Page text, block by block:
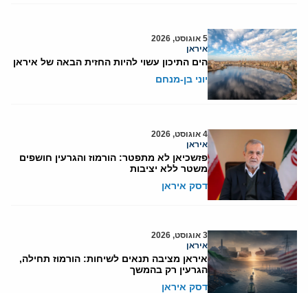
5 אוגוסט, 2026
איראן
הים התיכון עשוי להיות החזית הבאה של איראן
יוני בן-מנחם
4 אוגוסט, 2026
איראן
פזשכיאן לא מתפטר: הורמוז והגרעין חושפים
משטר ללא יציבות
דסק איראן
3 אוגוסט, 2026
איראן
איראן מציבה תנאים לשיחות: הורמוז תחילה,
הגרעין רק בהמשך
דסק איראן